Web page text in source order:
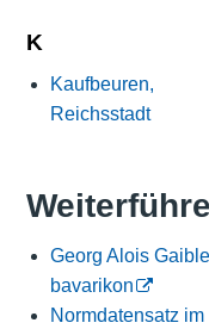
K
Kaufbeuren,
Reichsstadt
Georg Alois
bavarikon
Normdatensatz